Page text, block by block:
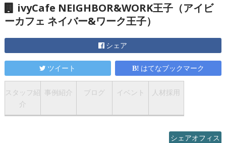
ivyCafe NEIGHBOR&WORK王子（アイビ
ーカフェ ネイバー&ワーク王子）
シェア
ツイート はてなブックマーク
スタッフ紹
介
事例紹介 ブログ イベント 人材採用
シェアオフィス